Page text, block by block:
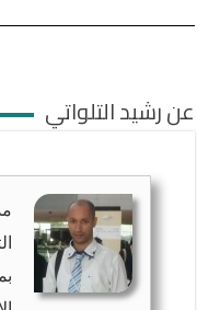
عن رشيد التلواتي